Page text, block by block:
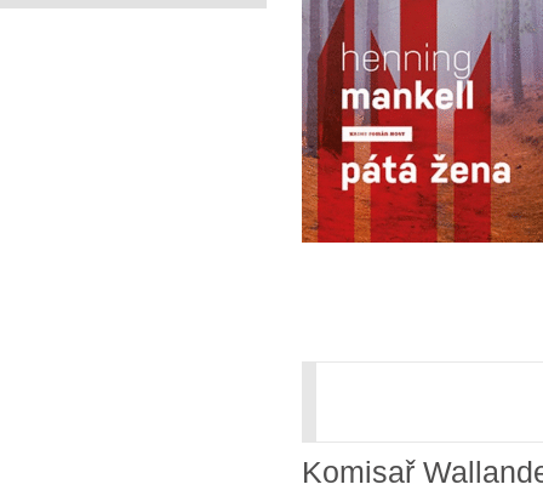
Komisař